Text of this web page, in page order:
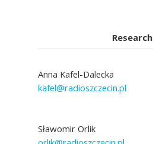
Research
Anna Kafel-Dalecka
kafel@radioszczecin.pl
Sławomir Orlik